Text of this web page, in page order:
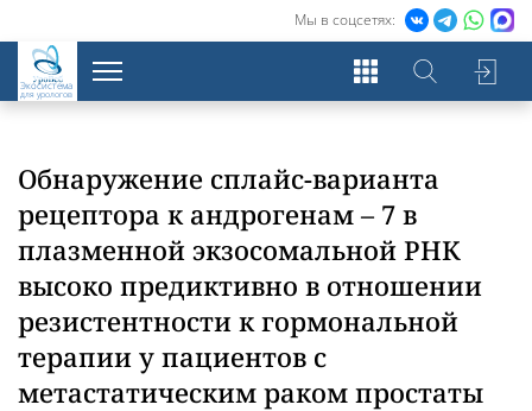
Мы в соцсетях:
Экосистема
для урологов
Обнаружение сплайс-варианта
рецептора к андрогенам – 7 в
плазменной экзосомальной РНК
высоко предиктивно в отношении
резистентности к гормональной
терапии у пациентов с
метастатическим раком простаты